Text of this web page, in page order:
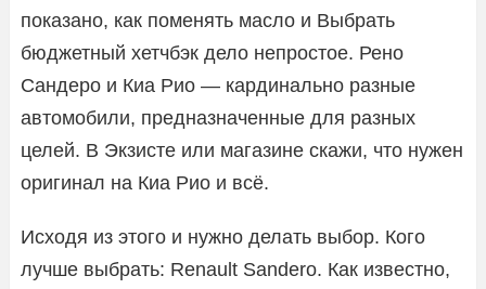
показано, как поменять масло и Выбрать
бюджетный хетчбэк дело непростое. Рено
Сандеро и Киа Рио — кардинально разные
автомобили, предназначенные для разных
целей. В Экзисте или магазине скажи, что нужен
оригинал на Киа Рио и всё.
Исходя из этого и нужно делать выбор. Кого
лучше выбрать: Renault Sandero. Как известно,